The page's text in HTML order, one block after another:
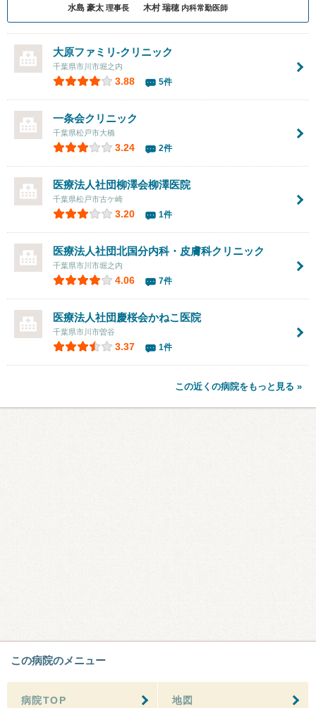
水島 豪太 理事長 木村 瑞穂 内科常勤医師
大原ファミリ-クリニック
千葉県市川市堀之内
3.88 5件
一条会クリニック
千葉県松戸市大橋
3.24 2件
医療法人社団柳澤会柳澤医院
千葉県松戸市古ケ崎
3.20 1件
医療法人社団北国分内科・皮膚科クリニック
千葉県市川市堀之内
4.06 7件
医療法人社団慶桜会かねこ医院
千葉県市川市曽谷
3.37 1件
この近くの病院をもっと見る »
この病院のメニュー
病院TOP 地図